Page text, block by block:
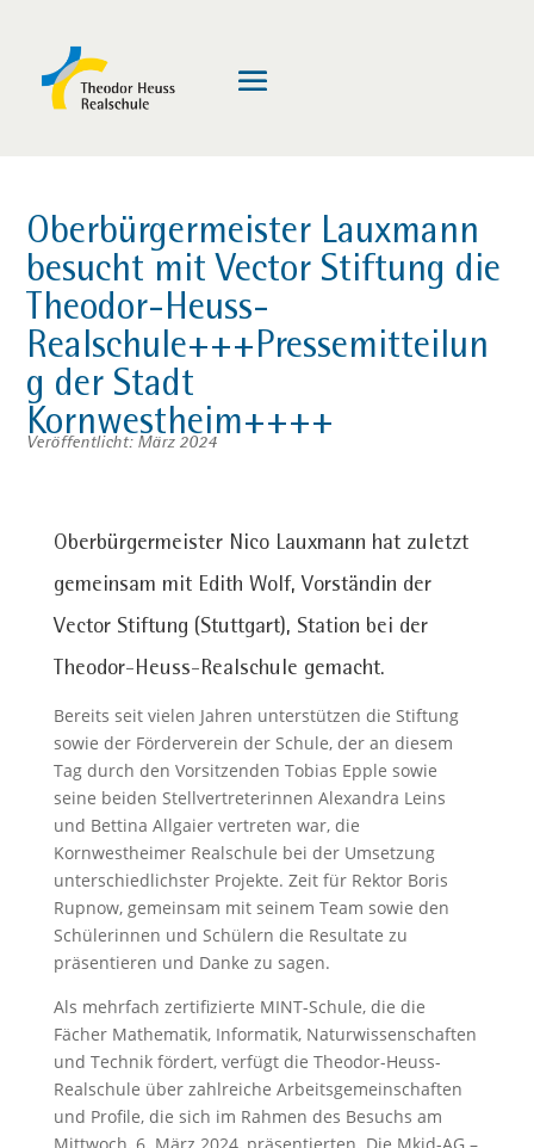
Oberbürgermeister Lauxmann
besucht mit Vector Stiftung die
Theodor-Heuss-
Realschule+++Pressemitteilun
g der Stadt
Kornwestheim++++
Veröffentlicht: März 2024
Oberbürgermeister Nico Lauxmann hat zuletzt
gemeinsam mit Edith Wolf, Vorständin der
Vector Stiftung (Stuttgart), Station bei der
Theodor-Heuss-Realschule gemacht.
Bereits seit vielen Jahren unterstützen die Stiftung
sowie der Förderverein der Schule, der an diesem
Tag durch den Vorsitzenden Tobias Epple sowie
seine beiden Stellvertreterinnen Alexandra Leins
und Bettina Allgaier vertreten war, die
Kornwestheimer Realschule bei der Umsetzung
unterschiedlichster Projekte. Zeit für Rektor Boris
Rupnow, gemeinsam mit seinem Team sowie den
Schülerinnen und Schülern die Resultate zu
präsentieren und Danke zu sagen.
Als mehrfach zertifizierte MINT-Schule, die die
Fächer Mathematik, Informatik, Naturwissenschaften
und Technik fördert, verfügt die Theodor-Heuss-
Realschule über zahlreiche Arbeitsgemeinschaften
und Profile, die sich im Rahmen des Besuchs am